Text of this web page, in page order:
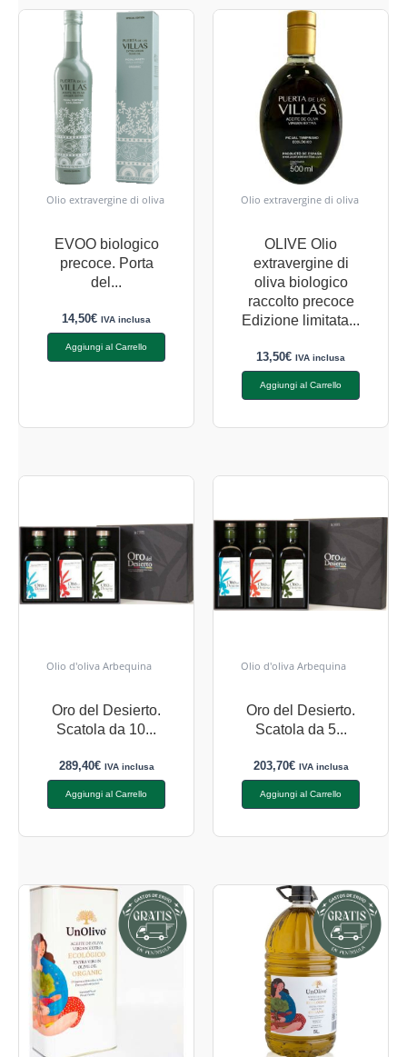
Olio extravergine di oliva
EVOO biologico
precoce. Porta
del...
14,50€ IVA inclusa
Aggiungi al Carrello
Olio extravergine di oliva
OLIVE Olio
extravergine di
oliva biologico
raccolto precoce
Edizione limitata...
13,50€ IVA inclusa
Aggiungi al Carrello
Olio d'oliva Arbequina
Oro del Desierto.
Scatola da 10...
289,40€ IVA inclusa
Aggiungi al Carrello
Olio d'oliva Arbequina
Oro del Desierto.
Scatola da 5...
203,70€ IVA inclusa
Aggiungi al Carrello